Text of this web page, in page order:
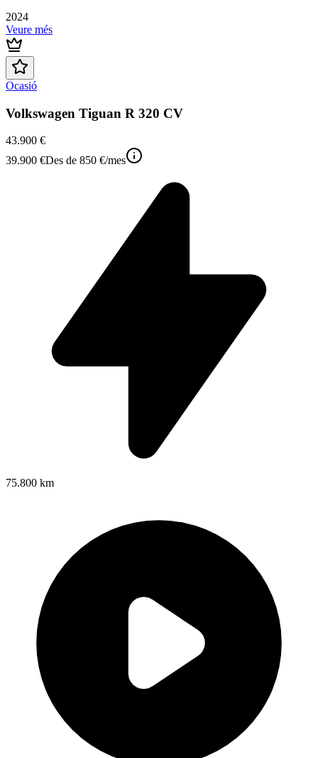
2024
Veure més
Ocasió
Volkswagen Tiguan R 320 CV
43.900 €
39.900 €Des de 850 €/mes
75.800 km